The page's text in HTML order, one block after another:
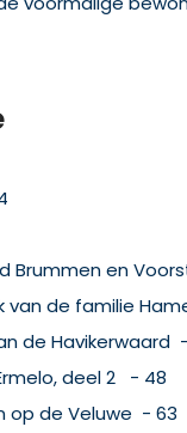
Brummen en
van de familie
de Havikerwaard
deel 2 - 48
op de Veluwe - 63